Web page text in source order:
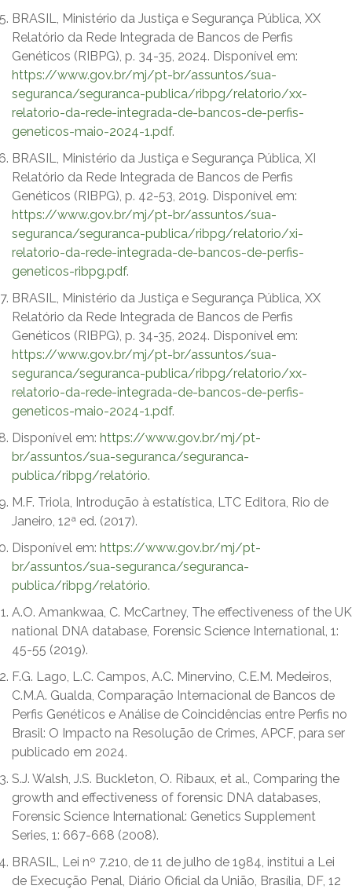
BRASIL, Ministério da Justiça e Segurança Pública, XX
Relatório da Rede Integrada de Bancos de Perfis
Genéticos (RIBPG), p. 34-35, 2024. Disponível em:
https://www.gov.br/mj/pt-br/assuntos/sua-
seguranca/seguranca-publica/ribpg/relatorio/xx-
relatorio-da-rede-integrada-de-bancos-de-perfis-
geneticos-maio-2024-1.pdf.
BRASIL, Ministério da Justiça e Segurança Pública, XI
Relatório da Rede Integrada de Bancos de Perfis
Genéticos (RIBPG), p. 42-53, 2019. Disponível em:
https://www.gov.br/mj/pt-br/assuntos/sua-
seguranca/seguranca-publica/ribpg/relatorio/xi-
relatorio-da-rede-integrada-de-bancos-de-perfis-
geneticos-ribpg.pdf.
BRASIL, Ministério da Justiça e Segurança Pública, XX
Relatório da Rede Integrada de Bancos de Perfis
Genéticos (RIBPG), p. 34-35, 2024. Disponível em:
https://www.gov.br/mj/pt-br/assuntos/sua-
seguranca/seguranca-publica/ribpg/relatorio/xx-
relatorio-da-rede-integrada-de-bancos-de-perfis-
geneticos-maio-2024-1.pdf.
Disponível em: https://www.gov.br/mj/pt-
br/assuntos/sua-seguranca/seguranca-
publica/ribpg/relatório.
M.F. Triola, Introdução à estatística, LTC Editora, Rio de
Janeiro, 12ª ed. (2017).
Disponível em: https://www.gov.br/mj/pt-
br/assuntos/sua-seguranca/seguranca-
publica/ribpg/relatório.
A.O. Amankwaa, C. McCartney, The effectiveness of the UK
national DNA database, Forensic Science International, 1:
45-55 (2019).
F.G. Lago, L.C. Campos, A.C. Minervino, C.E.M. Medeiros,
C.M.A. Gualda, Comparação Internacional de Bancos de
Perfis Genéticos e Análise de Coincidências entre Perfis no
Brasil: O Impacto na Resolução de Crimes, APCF, para ser
publicado em 2024.
S.J. Walsh, J.S. Buckleton, O. Ribaux, et al., Comparing the
growth and effectiveness of forensic DNA databases,
Forensic Science International: Genetics Supplement
Series, 1: 667-668 (2008).
BRASIL, Lei nº 7.210, de 11 de julho de 1984, institui a Lei
de Execução Penal, Diário Oficial da União, Brasília, DF, 12